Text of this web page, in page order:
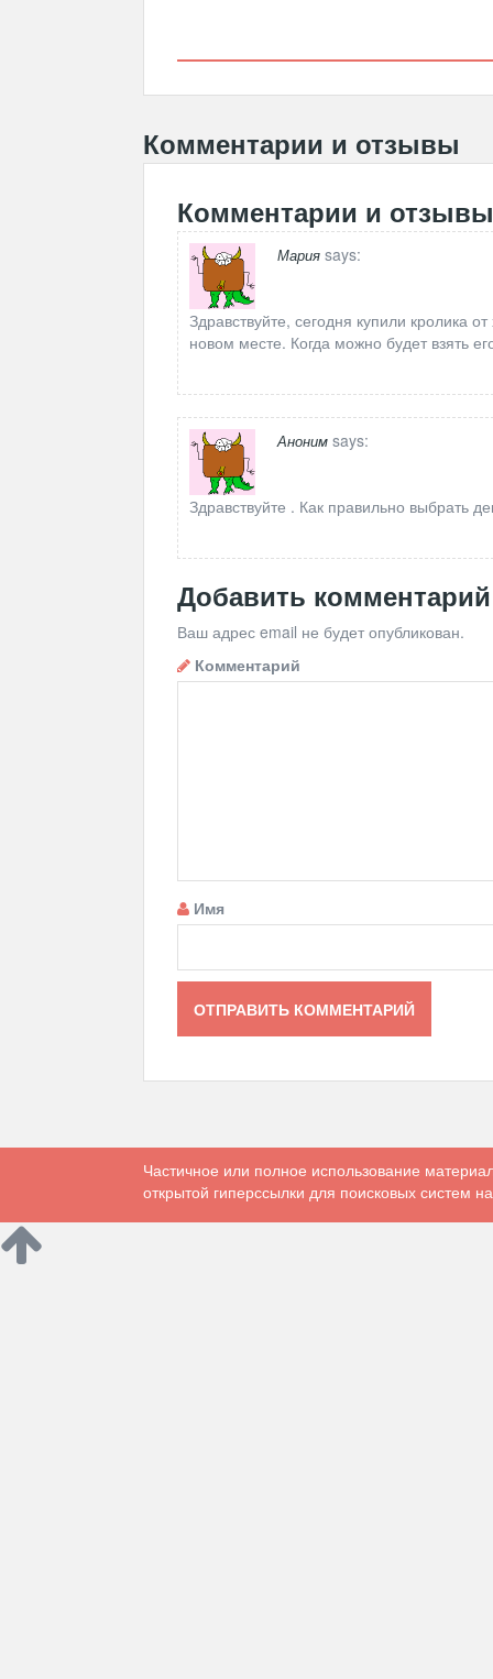
Комментарии и отзывы
Комментарии и отзывы
Мария says:
Здравствуйте, сегодня купили кролика
новом месте. Когда можно будет взять
Аноним says:
Здравствуйте . Как правильно выбрать
Добавить комментарий
Ваш адрес email не будет опубликован.
Комментарий
Имя
Частичное или полное использование
открытой гиперссылки для поисковых систем